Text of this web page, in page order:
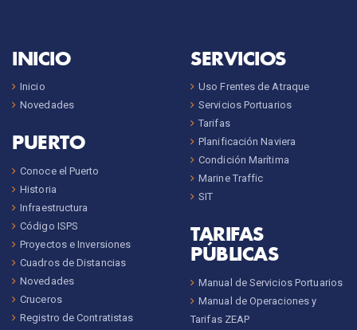
INICIO
Inicio
Novedades
PUERTO
Conoce el Puerto
Historia
Infraestructura
Código ISPS
Proyectos e Inversiones
Cuadros de Distancias
Novedades
Cruceros
Registro de Contratistas
SERVICIOS
Uso Frentes de Atraque
Servicios Portuarios
Tarifas
Planificación Naviera
Condición Marítima
Marine Traffic
SIT
TARIFAS
PÚBLICAS
Manual de Servicios Portuarios
Manual de Operaciones y
Tarifas ZEAP